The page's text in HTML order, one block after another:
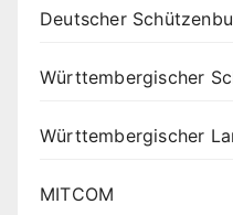
Deutscher
Württembergischer
Württembergischer
MITCOM